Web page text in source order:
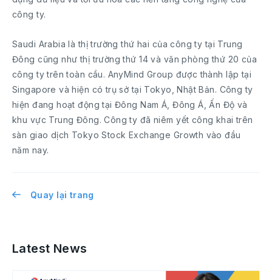
công ty.
Saudi Arabia là thị trường thứ hai của công ty tại Trung
Đông cũng như thị trường thứ 14 và văn phòng thứ 20 của
công ty trên toàn cầu. AnyMind Group được thành lập tại
Singapore và hiện có trụ sở tại Tokyo, Nhật Bản. Công ty
hiện đang hoạt động tại Đông Nam Á, Đông Á, Ấn Độ và
khu vực Trung Đông. Công ty đã niêm yết công khai trên
sàn giao dịch Tokyo Stock Exchange Growth vào đầu
năm nay.
Quay lại trang
Latest News